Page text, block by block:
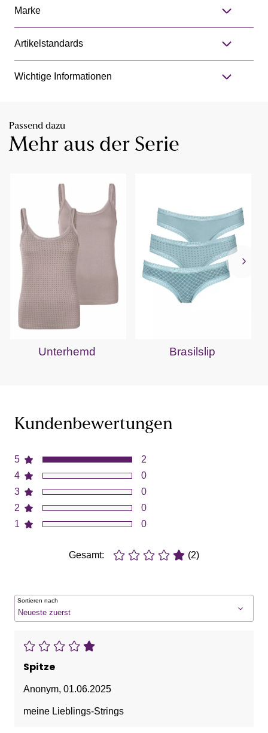
Marke
Artikelstandards
Wichtige Informationen
Passend dazu
Mehr aus der Serie
Unterhemd Brasilslip
Kundenbewertungen
5
4
3
2
1
2
0
0
0
0
Gesamt: (2)
Sortieren nach
Spitze
Anonym, 01.06.2025
meine Lieblings-Strings